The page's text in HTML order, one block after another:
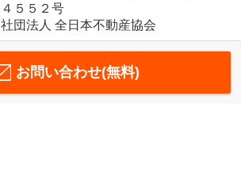
４５５２号
社団法人 全日本不動産協会
お問い合わせ(無料)